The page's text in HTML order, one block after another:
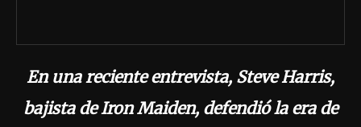
En una reciente entrevista, Steve Harris,
bajista de Iron Maiden, defendió la era de